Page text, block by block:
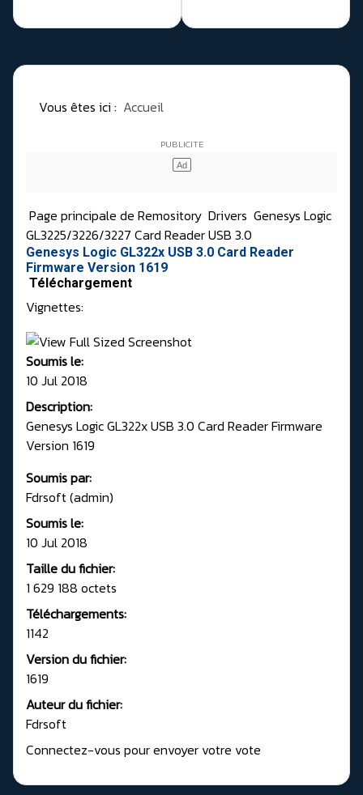
Vous êtes ici : Accueil
Page principale de Remository Drivers Genesys Logic
GL3225/3226/3227 Card Reader USB 3.0
Genesys Logic GL322x USB 3.0 Card Reader
Firmware Version 1619
Téléchargement
Vignettes:
Soumis le:
10 Jul 2018
Description:
Genesys Logic GL322x USB 3.0 Card Reader Firmware
Version 1619
Soumis par:
Fdrsoft (admin)
Soumis le:
10 Jul 2018
Taille du fichier:
1 629 188 octets
Téléchargements:
1142
Version du fichier:
1619
Auteur du fichier:
Fdrsoft
Connectez-vous pour envoyer votre vote